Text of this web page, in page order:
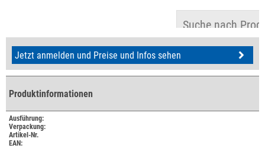
Jetzt anmelden und Preise und Infos sehen
Produktinformationen
Ausführung:
Verpackung:
Artikel-Nr.
EAN: